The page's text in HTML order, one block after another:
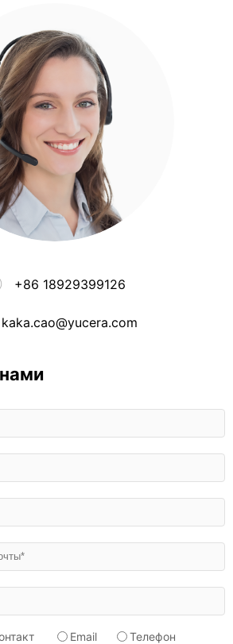
+86 18929399126
kaka.cao@yucera.com
Email Телефон